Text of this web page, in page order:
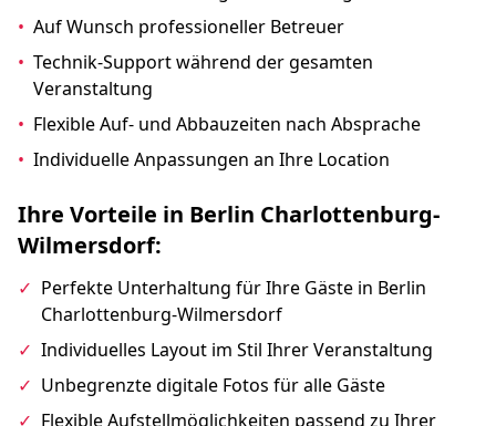
• Auf Wunsch professioneller Betreuer
• Technik-Support während der gesamten
Veranstaltung
• Flexible Auf- und Abbauzeiten nach Absprache
• Individuelle Anpassungen an Ihre Location
Ihre Vorteile in Berlin Charlottenburg-
Wilmersdorf:
✓ Perfekte Unterhaltung für Ihre Gäste in Berlin
Charlottenburg-Wilmersdorf
✓ Individuelles Layout im Stil Ihrer Veranstaltung
✓ Unbegrenzte digitale Fotos für alle Gäste
✓ Flexible Aufstellmöglichkeiten passend zu Ihrer